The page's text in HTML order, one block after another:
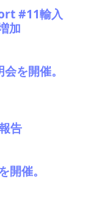
#11輸入
加
を開催。
告
開催。